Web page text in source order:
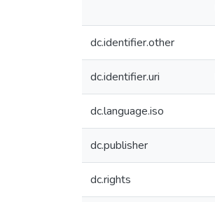
dc.identifier.other
dc.identifier.uri
dc.language.iso
dc.publisher
dc.rights